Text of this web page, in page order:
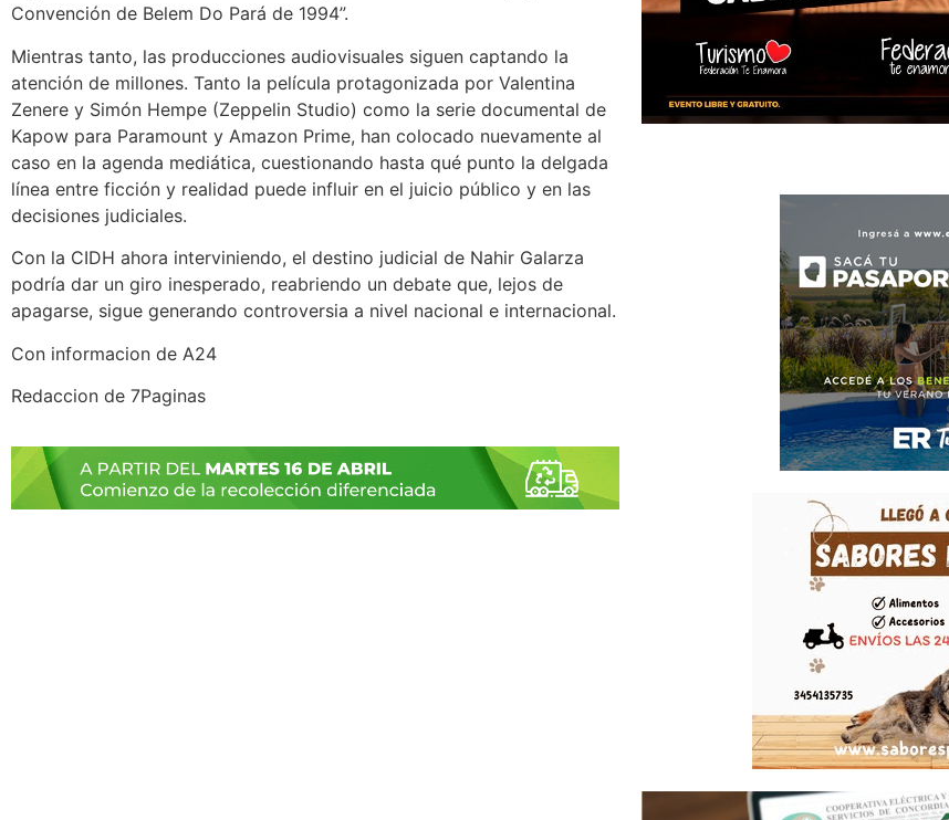
Convención de Belem Do Pará de 1994”.
Mientras tanto, las producciones audiovisuales siguen captando la
atención de millones. Tanto la película protagonizada por Valentina
Zenere y Simón Hempe (Zeppelin Studio) como la serie documental de
Kapow para Paramount y Amazon Prime, han colocado nuevamente al
caso en la agenda mediática, cuestionando hasta qué punto la delgada
línea entre ficción y realidad puede influir en el juicio público y en las
decisiones judiciales.
Con la CIDH ahora interviniendo, el destino judicial de Nahir Galarza
podría dar un giro inesperado, reabriendo un debate que, lejos de
apagarse, sigue generando controversia a nivel nacional e internacional.
Con informacion de A24
Redaccion de 7Paginas